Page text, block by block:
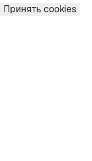
Принять cookies